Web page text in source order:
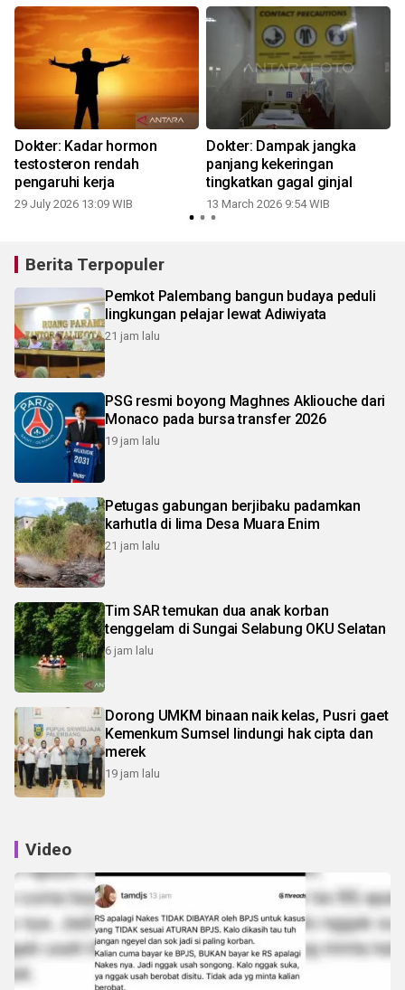
Dokter: Kadar hormon
testosteron rendah
pengaruhi kerja
29 July 2026 13:09 WIB
Dokter: Dampak jangka
panjang kekeringan
tingkatkan gagal ginjal
13 March 2026 9:54 WIB
Berita Terpopuler
Pemkot Palembang bangun budaya peduli
lingkungan pelajar lewat Adiwiyata
21 jam lalu
PSG resmi boyong Maghnes Akliouche dari
Monaco pada bursa transfer 2026
19 jam lalu
Petugas gabungan berjibaku padamkan
karhutla di lima Desa Muara Enim
21 jam lalu
Tim SAR temukan dua anak korban
tenggelam di Sungai Selabung OKU Selatan
6 jam lalu
Dorong UMKM binaan naik kelas, Pusri gaet
Kemenkum Sumsel lindungi hak cipta dan
merek
19 jam lalu
Video